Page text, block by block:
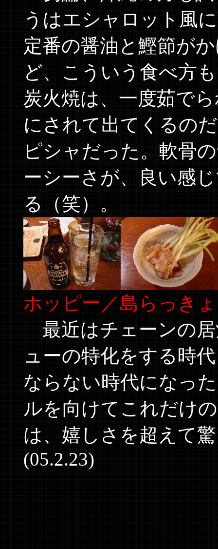
うはエシャロット風
定番の醤油と鰹節が
ど、こういう食べ方
炭火焼は、一度茹で
にされて出てくるの
ピシャだった。軟骨
ーシーさが、良い感
る（笑）。
ホッピー／島らっき
最近はチェーンの
ューの特化をする時
ならない時代になっ
ルを向けてこれだけ
は、嬉しさを超えて
(05.2.23)